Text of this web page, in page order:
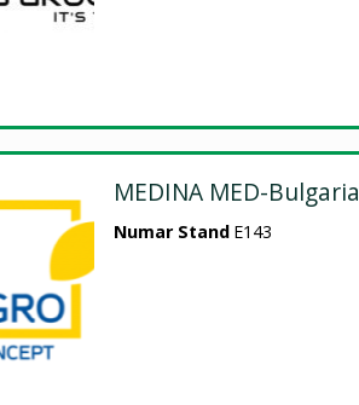
MEDINA MED-Bulgaria
Numar Stand E143